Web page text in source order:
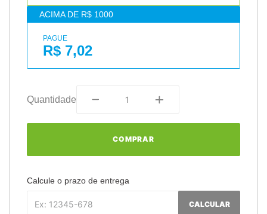
ACIMA DE R$ 1000
PAGUE
R$ 7,02
Quantidade
COMPRAR
Calcule o prazo de entrega
CALCULAR